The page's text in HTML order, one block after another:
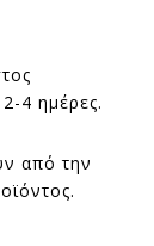
4 ημέρες.
από την